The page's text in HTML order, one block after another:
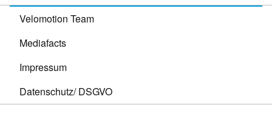
Velomotion Team
Mediafacts
Impressum
Datenschutz/ DSGVO